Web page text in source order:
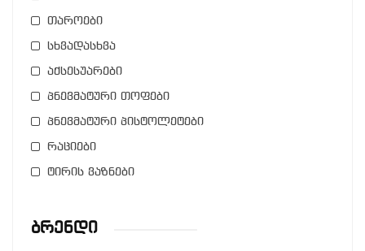
თაროები
სხვადასხვა
აქსესუარები
პნევმატური თოფები
პნევმატური პისტოლეტები
რაციები
ტირის ვაზნები
Ბრენდი